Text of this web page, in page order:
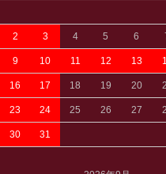
2 3 4 5 6
9 10 11 12 13
16 17 18 19 20
23 24 25 26 27
30 31